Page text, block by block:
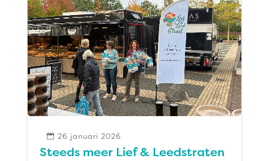
Steeds meer Lief & Leedstraten
 26 januari 2026